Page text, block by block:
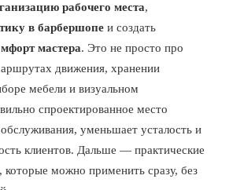
рабочего места,
в барбершопе и создать
мастера. Это не просто про
движения, хранении
мебели и визуальном
спроектированное место
уменьшает усталость и
клиентов. Дальше — практические
можно применить сразу, без